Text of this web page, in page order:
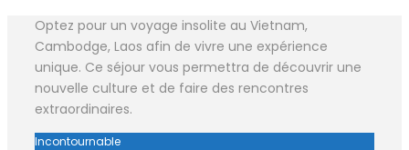
Optez pour un voyage insolite au Vietnam,
Cambodge, Laos afin de vivre une expérience
unique. Ce séjour vous permettra de découvrir une
nouvelle culture et de faire des rencontres
extraordinaires.
Incontournable